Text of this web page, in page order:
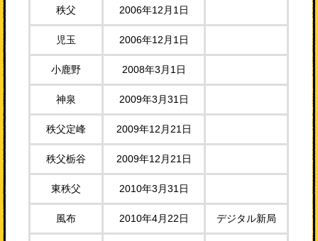
秩父 2006年12月1日
児玉 2006年12月1日
小鹿野 2008年3月1日
神泉 2009年3月31日
秩父定峰 2009年12月21日
秩父栃谷 2009年12月21日
東秩父 2010年3月31日
風布 2010年4月22日 デジタル新局